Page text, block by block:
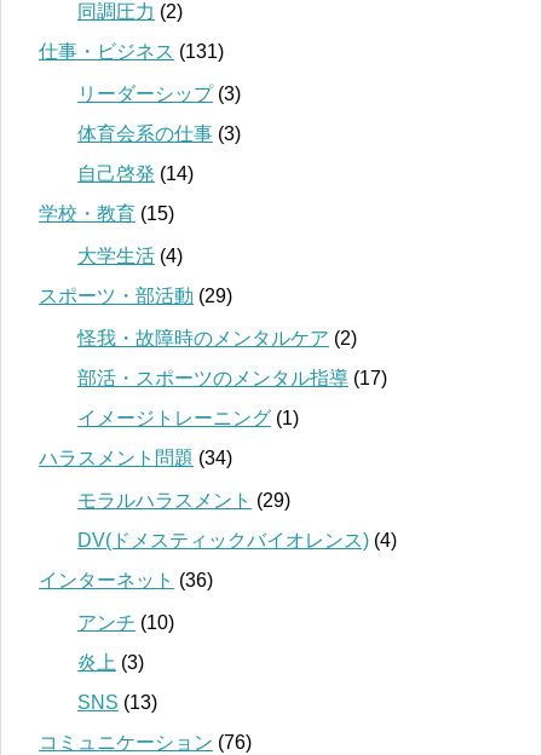
同調圧力 (2)
仕事・ビジネス (131)
リーダーシップ(3)
体育会系の仕事 (3)
自己啓発 (14)
学校・教育 (15)
大学生活 (4)
スポーツ・部活動 (29)
怪我・故障時のメンタルケア (2)
部活・スポーツのメンタル指導 (17)
イメージトレーニング (1)
ハラスメント問題 (34)
モラルハラスメント (29)
DV(ドメスティックバイオレンス) (4)
インターネット (36)
アンチ (10)
炎上 (3)
SNS (13)
コミュニケーション (76)